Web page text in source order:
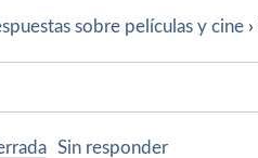
sobre películas y cine ›
Sin responder